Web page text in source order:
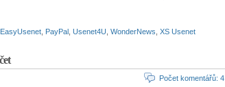
EasyUsenet PayPal Usenet4U WonderNews XS Usenet
Počet komentářů: 4